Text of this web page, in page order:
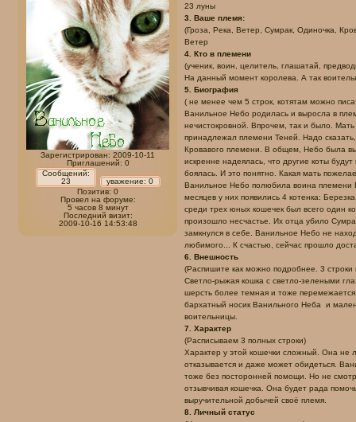
Зарегистрирован: 2009-10-11
Приглашений: 0
Сообщений:
23
уважение: 0
Позитив: 0
Провел на форуме:
5 часов 8 минут
Последний визит:
2009-10-16 14:53:48
23 луны
3. Ваше племя:
(Гроза, Река, Ветер, Сумрак, Одиночка,
Ветер
4. Кто в племени
(ученик, воин, целитель, глашатай,
На данный момент королева. А так
5. Биография
( не менее чем 5 строк, котятам можно
Ванильное Небо родилась и выросла в
нечистокровной. Впрочем, так и было.
принадлежал племени Теней. Надо
Кровавого племени. В общем, Небо была
искренне надеялась, что другие коты
боялась. И это понятно. Какая мать
Ванильное Небо полюбила воина племени
месяцев у них появились 4 котенка:
среди трех юных кошечек был всего один
произошло несчастье. Их отца убило
замкнулся в себе. Ванильное Небо не
любимого... К счастью, сейчас прошло
6. Внешность
(Распишите как можно подробнее. 3
Светло-рыжая кошка с светло-зелеными
шерсть более темная и тоже
бархатный носик Ванильного Неба и
воительницы.
7. Характер
(Расписываем 3 полных строки)
Характер у этой кошечки сложный. Она не
отказывается и даже может обидеться.
тоже без посторонней помощи. Но не
отзывчивая кошечка. Она будет рада
выручительной добычей своё племя.
8. Личный статус